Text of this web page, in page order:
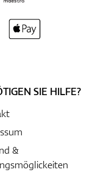
SIE HILFE?
&